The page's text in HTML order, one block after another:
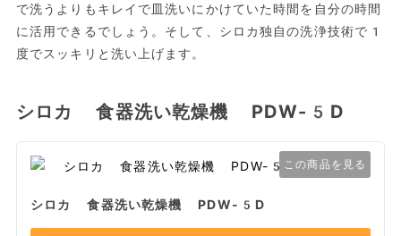
で洗うよりもキレイで皿洗いにかけていた時間を自分の時間
に活用できるでしょう。そして、シロカ独自の洗浄技術で1
度でスッキリと洗い上げます。
シロカ 食器洗い乾燥機 PDW-5D
この商品を見る
シロカ 食器洗い乾燥機 PDW-5D